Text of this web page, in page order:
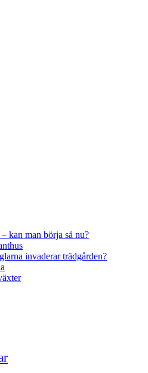
kan man börja så nu?
invaderar trädgården?